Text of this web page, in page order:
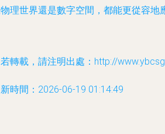
理世界還是數字空間，都能更從容地應
轉載，請注明出處：http://
時間：2026-06-19 01:14:49